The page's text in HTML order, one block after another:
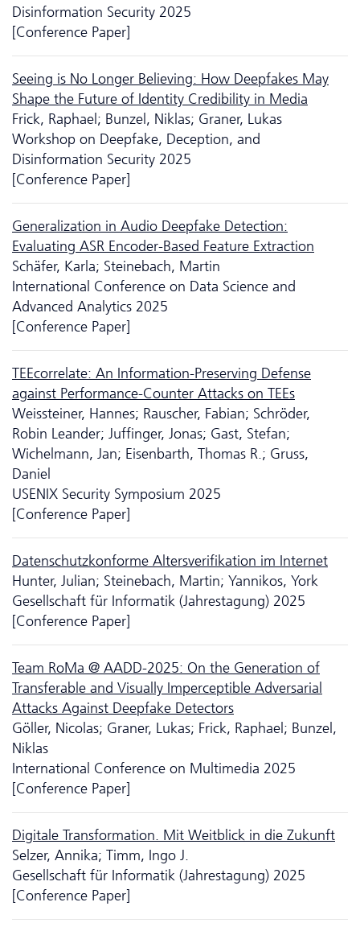
Disinformation Security 2025
[Conference Paper]
Seeing is No Longer Believing: How Deep­fakes May
Shape the Future of Identity Credibility in Media
Frick, Raphael; Bunzel, Niklas; Graner, Lukas
Workshop on Deepfake, Deception, and
Disinformation Security 2025
[Conference Paper]
Generalization in Audio Deepfake Detection:
Evaluating ASR Encoder-Based Feature Extraction
Schäfer, Karla; Steinebach, Martin
International Conference on Data Science and
Advanced Analytics 2025
[Conference Paper]
TEEcorrelate: An Information-Preserving Defense
against Performance-Counter Attacks on TEEs
Weissteiner, Hannes; Rauscher, Fabian; Schröder,
Robin Leander; Juffinger, Jonas; Gast, Stefan;
Wichelmann, Jan; Eisenbarth, Thomas R.; Gruss,
Daniel
USENIX Security Symposium 2025
[Conference Paper]
Da­ten­schutzkonforme Altersverifikation im Internet
Hunter, Julian; Steinebach, Martin; Yannikos, York
Gesellschaft für Informatik (Jahrestagung) 2025
[Conference Paper]
Team RoMa @ AADD-2025: On the Generation of
Transferable and Visually Imperceptible Adversarial
Attacks Against Deepfake Detectors
Göller, Nicolas; Graner, Lukas; Frick, Raphael; Bunzel,
Niklas
International Conference on Multimedia 2025
[Conference Paper]
Digitale Transformation. Mit Weitblick in die Zukunft
Selzer, Annika; Timm, Ingo J.
Gesellschaft für Informatik (Jahrestagung) 2025
[Conference Paper]